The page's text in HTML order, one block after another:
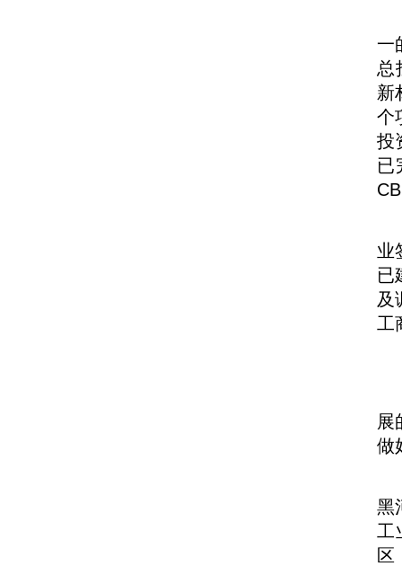
一
总
新
个
投
已
业
已
及
工
展
做
黑
工
区